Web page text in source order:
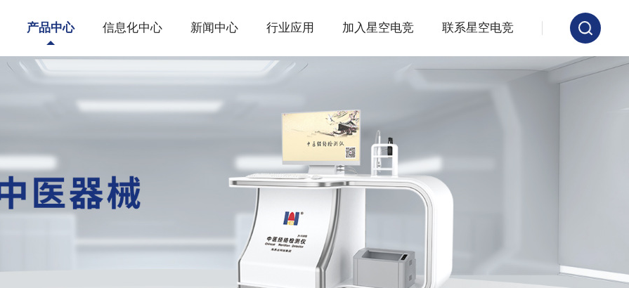
产品中心 信息化中心 新闻中心 行业应用 加入星空电竞 联系星空电竞